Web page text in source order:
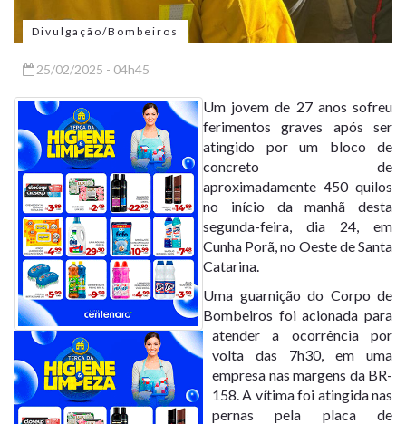
Divulgação/Bombeiros
25/02/2025 - 04h45
Um jovem de 27 anos sofreu
ferimentos graves após ser
atingido por um bloco de
concreto de
aproximadamente 450 quilos
no início da manhã desta
segunda-feira, dia 24, em
Cunha Porã, no Oeste de Santa
Catarina.
Uma guarnição do Corpo de
Bombeiros foi acionada para
atender a ocorrência por
volta das 7h30, em uma
empresa nas margens da BR-
158. A vítima foi atingida nas
pernas pela placa de